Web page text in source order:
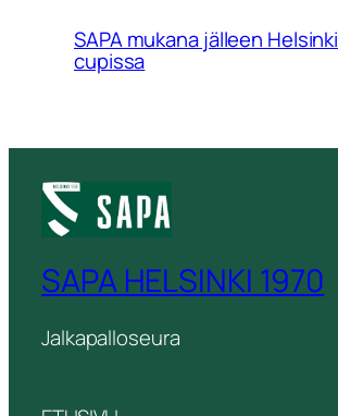
SAPA mukana jälleen Helsinki
cupissa
SAPA HELSINKI 1970
Jalkapalloseura